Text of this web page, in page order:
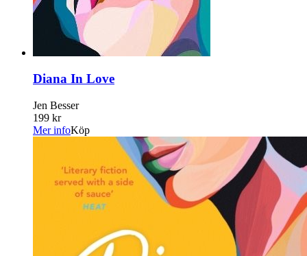
Diana In Love
Jen Besser
199 kr
Mer infoKöp